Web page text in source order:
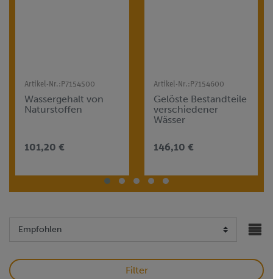
Artikel-Nr.: P7154500
Wassergehalt von
Naturstoffen
101,20 €
Artikel-Nr.: P7154600
Gelöste Bestandteile
verschiedener
Wässer
146,10 €
Filter